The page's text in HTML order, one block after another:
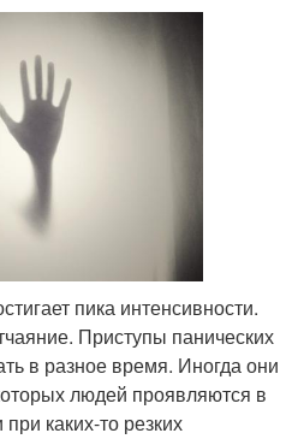
пика интенсивности.
Приступы панических
в разное время. Иногда они
людей проявляются в
каких-то резких